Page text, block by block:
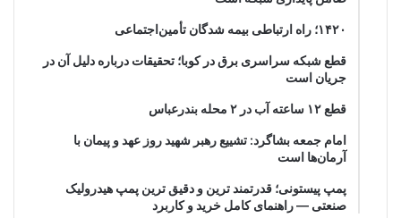
۱۴۲۰؛ راه ارتباطی بیمه شدگان تأمین‌اجتماعی
قطع شبکه سراسری برق در کوبا؛ تحقیقات درباره دلیل آن در
جریان است
قطع ۱۲ ساعته آب در ۲ محله بندرعباس
امام جمعه بشاگرد: تشییع رهبر شهید روز عهد و پیمان با
آرمان‌ها است
پمپ پیستونی؛ قدرتمند ترین و دقیق‌ ترین پمپ هیدرولیک
صنعتی — راهنمای کامل خرید و کاربرد